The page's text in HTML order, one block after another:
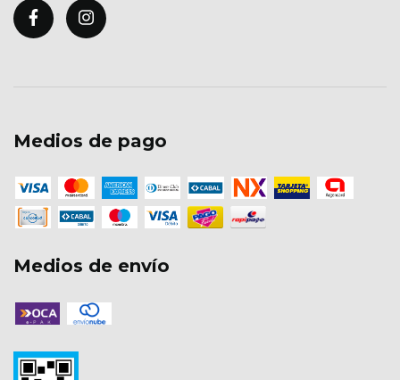
Medios de pago
Medios de envío